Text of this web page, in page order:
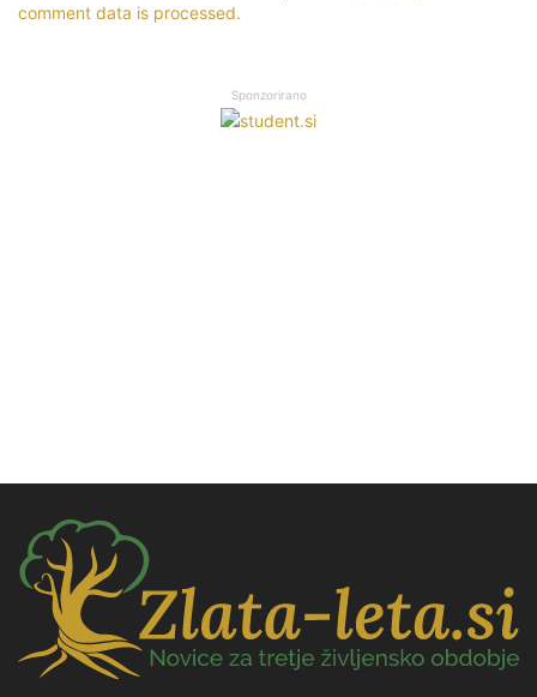
comment data is processed.
Sponzorirano